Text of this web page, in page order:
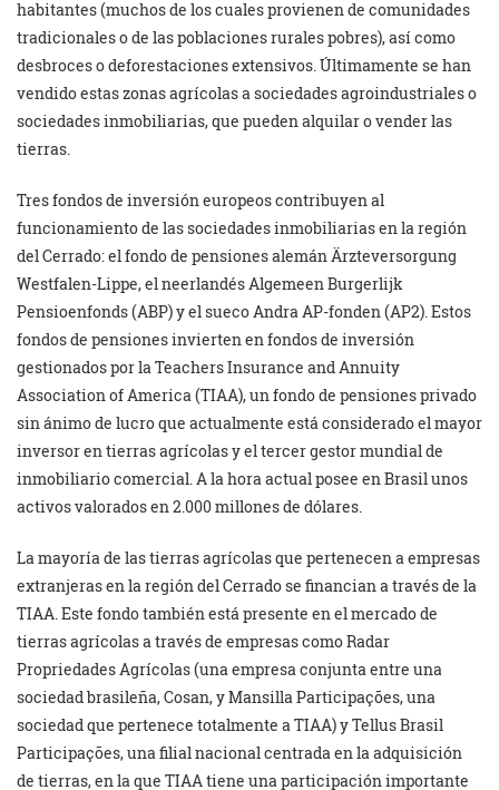
habitantes (muchos de los cuales provienen de comunidades
tradicionales o de las poblaciones rurales pobres), así como
desbroces o deforestaciones extensivos. Últimamente se han
vendido estas zonas agrícolas a sociedades agroindustriales o
sociedades inmobiliarias, que pueden alquilar o vender las
tierras.
Tres fondos de inversión europeos contribuyen al
funcionamiento de las sociedades inmobiliarias en la región
del Cerrado: el fondo de pensiones alemán Ärzteversorgung
Westfalen-Lippe, el neerlandés Algemeen Burgerlijk
Pensioenfonds (ABP) y el sueco Andra AP-fonden (AP2). Estos
fondos de pensiones invierten en fondos de inversión
gestionados por la Teachers Insurance and Annuity
Association of America (TIAA), un fondo de pensiones privado
sin ánimo de lucro que actualmente está considerado el mayor
inversor en tierras agrícolas y el tercer gestor mundial de
inmobiliario comercial. A la hora actual posee en Brasil unos
activos valorados en 2.000 millones de dólares.
La mayoría de las tierras agrícolas que pertenecen a empresas
extranjeras en la región del Cerrado se financian a través de la
TIAA. Este fondo también está presente en el mercado de
tierras agrícolas a través de empresas como Radar
Propriedades Agrícolas (una empresa conjunta entre una
sociedad brasileña, Cosan, y Mansilla Participações, una
sociedad que pertenece totalmente a TIAA) y Tellus Brasil
Participações, una filial nacional centrada en la adquisición
de tierras, en la que TIAA tiene una participación importante